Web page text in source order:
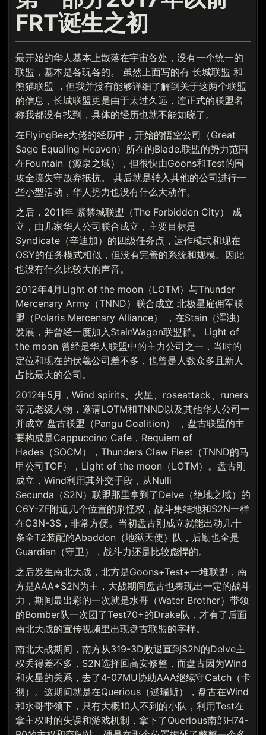
FRT诞生之初
最开始的华人基本上散落在宇宙各处，没有一个统一的
联盟，基本是各玩各的。 虽然上面写的有 长城联盟 和
熊猫联盟 ，但我并没有能够详细了解到关于这两个联盟
的信息，长城联盟更是由于太过久远，连正式的联盟名
称我都没有找到，具体的经历也就不能知晓了。
在FlyingBee大佬的经历中，开始的悟空公司（Great
Sage Equaling Heaven）所在的Blade.联盟的势力范围
在Fountain（源泉之域），但很快由Goons和Test的围
攻全境失守放弃抵抗。 其后就是转入其他的公司进行一
些小型活动，华人势力也没有什么大动作。
之后，2011年 紫禁城联盟（The Forbidden City） 成
立，由几家华人公司联合成立，主要目标是
Syndicate（辛迪加）的四级任务点，运作模式和现在
OSY的任务模式相似，但没有完善的系统和规模。因此
也没有什么比较大的声音。
2012年4月Light of the moon（LOTM）与Thunder
Mercenary Army（TNND）联合成立 北极星雇佣军联
盟（Polaris Mercenary Alliance） ，在Stain（浑浊）
发展，并曾经一度加入StainWagon联盟群。 Light of
the moon 曾经是华人联盟中的主力公司之一，当时的
定位和现在的伏羲公司差不多，也曾是人数众多且新人
占比最大的公司。
2012年5月，Wind spirits、火星、roseattack、runers
等元老级人物，邀请LOTM和TNND以及其他华人公司一
并成立 盘古联盟（Pangu Coalition） ，盘古联盟的主
要构成是Cappuccino Cafe，Requiem of
Hades（SOCM），Thunders Claw Fleet（TNND的马
甲公司TCF），Light of the moon（LOTM）。盘古刚
成立，Wind利用其外交手段，从Nulli
Secunda（S2N）联盟那里拿到了Delve（绝地之域）的
C6Y-ZF附近几个位置的刷怪权，战斗集结地和S2N一样
在C3N-3S，非常方便。当初盘古刚成立就能出动几十
条全T2装配的Abaddon（地狱天使）队，后勤也全是
Guardian（守卫），战斗力还是比较彪悍的。
之后发生南北大战，北方是Goons+Test+一堆联盟，南
方是AAA+S2N为主，大战期间盘古也表现出一定的战斗
力，期间最出彩的一次就是水哥（Water Brother）带领
的Bomber队一次团了Test70+的Drake队，才有了后面
南北大战的宣传视频里出现盘古联盟的字样。
南北大战期间，南方从319-3D败退直到S2N的Delve主
权丢得差不多，S2N选择回高安修整，而盘古因为Wind
和火星的关系，去了4-07MU协助AAA继续守Catch（卡
彻）。这期间就是在Querious（逑瑞斯），盘古在Wind
和水哥带领下，只有大概10人不到的小队，利用Test在
拿主权时的失误和游戏机制，拿下了Querious南部H74-